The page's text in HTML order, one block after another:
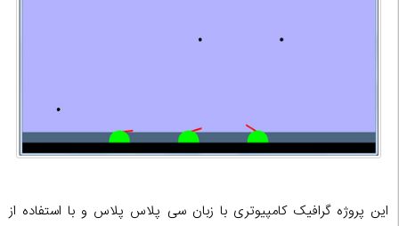
این پروژه گرافیک کامپیوتری با زبان سی پلاس پلاس و با استفاده از